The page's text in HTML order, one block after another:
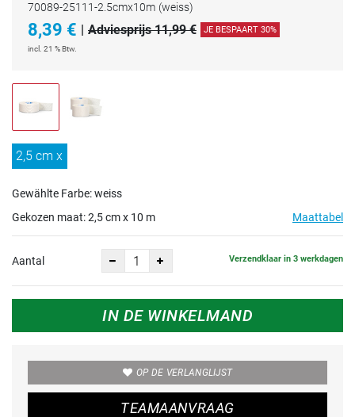
70089-25111-2.5cmx10m (weiss)
8,39 € | Adviesprijs 11,99 € JE BESPAART 30%
incl. 21 % Btw.
2,5 cm x
Gewählte Farbe: weiss
Gekozen maat:2,5 cm x 10 m Maattabel
Aantal Verzendklaar in 3 werkdagen
IN DE WINKELMAND
OP DE VERLANGLIJST
TEAMAANVRAAG